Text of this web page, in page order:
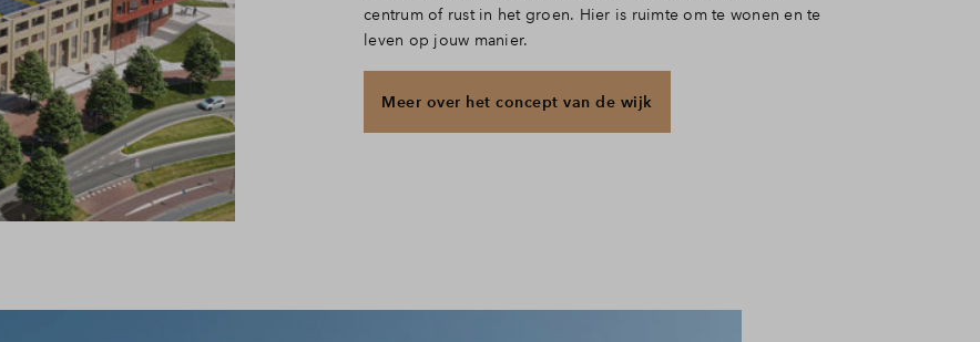
centrum of rust in het groen. Hier is ruimte om te wonen en te
leven op jouw manier.
Meer over het concept van de wijk